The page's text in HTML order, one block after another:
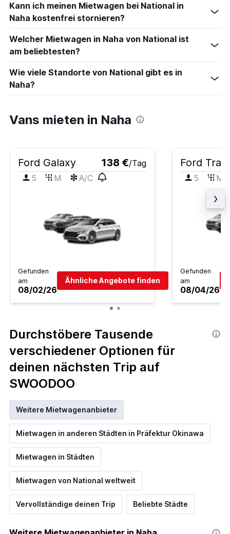
Kann ich meinen Mietwagen bei National in
Naha kostenfrei stornieren?
Welcher Mietwagen in Naha von National ist
am beliebtesten?
Wie viele Standorte von National gibt es in
Naha?
Vans mieten in Naha
Ford Galaxy 138 €/Tag
5
M A/C
Gefunden
am
08/02/26
Ähnliche Angebote finden
Ford
5 M
Gefunden
am
08/04/26
Durchstöbere Tausende
verschiedener Optionen für
deinen nächsten Trip auf
SWOODOO
Weitere Mietwagenanbieter
Mietwagen in anderen Städten in Präfektur Okinawa
Mietwagen in Städten
Mietwagen von National weltweit
Vervollständige deinen Trip Beliebte Städte